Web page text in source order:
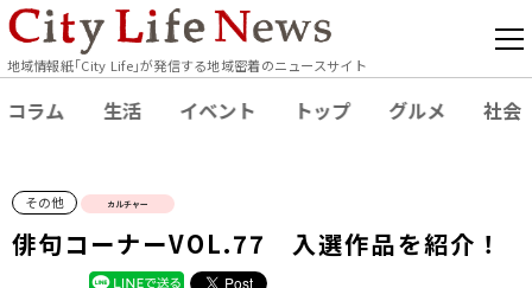
地域情報紙｢City Life｣が発信する地域密着のニュースサイト
コラム 生活 イベント トップ グルメ 社会
その他 カルチャー
俳句コーナーVOL.77 入選作品を紹介！